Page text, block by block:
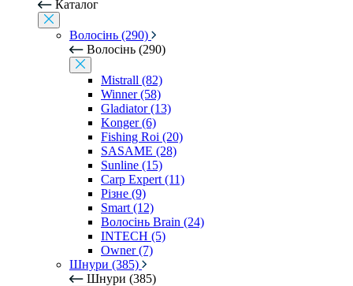
Каталог
Волосінь (290)
Волосінь (290)
Mistrall (82)
Winner (58)
Gladiator (13)
Konger (6)
Fishing Roi (20)
SASAME (28)
Sunline (15)
Carp Expert (11)
Різне (9)
Smart (12)
Волосінь Brain (24)
INTECH (5)
Owner (7)
Шнури (385)
Шнури (385)